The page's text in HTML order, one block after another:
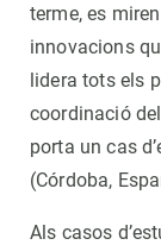
terme, es
innovacions
lidera tots els
coordinació
porta un cas
(Córdoba,
Als casos